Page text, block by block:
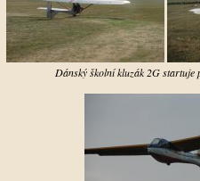
Dánský školní kluzák 2G